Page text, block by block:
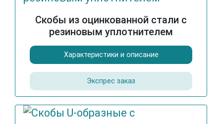
Скобы из оцинкованной стали с
резиновым уплотнителем
Характеристики и описание
Экспрес заказ